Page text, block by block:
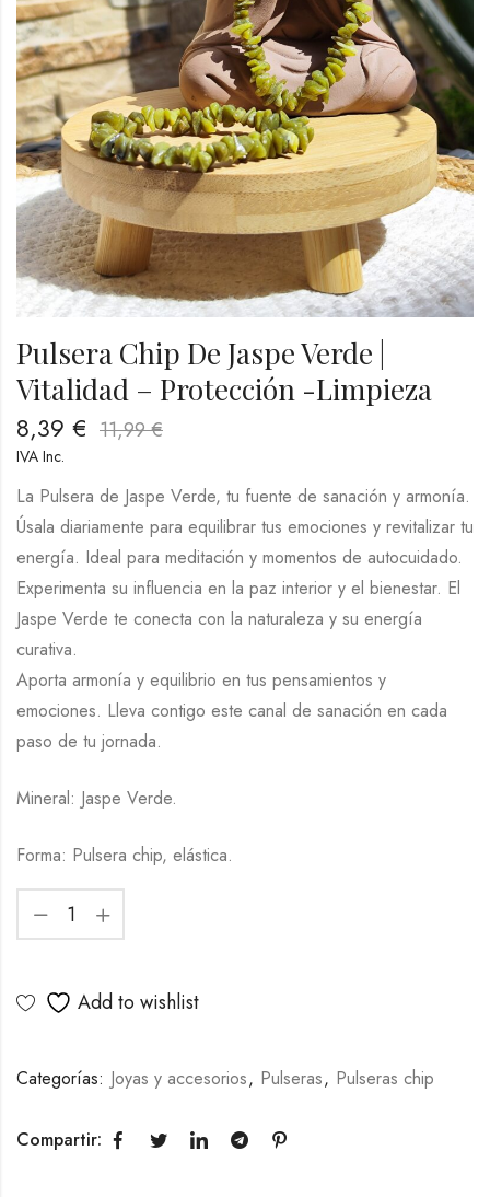
Pulsera Chip De Jaspe Verde |
Vitalidad – Protección -Limpieza
8,39 € 11,99€
IVA Inc.
La Pulsera de Jaspe Verde, tu fuente de sanación y armonía.
Úsala diariamente para equilibrar tus emociones y revitalizar tu
energía. Ideal para meditación y momentos de autocuidado.
Experimenta su influencia en la paz interior y el bienestar. El
Jaspe Verde te conecta con la naturaleza y su energía
curativa.
Aporta armonía y equilibrio en tus pensamientos y
emociones. Lleva contigo este canal de sanación en cada
paso de tu jornada.
Mineral: Jaspe Verde.
Forma: Pulsera chip, elástica.
Add to wishlist
Categorías: Joyas y accesorios, Pulseras, Pulseras chip
Compartir: